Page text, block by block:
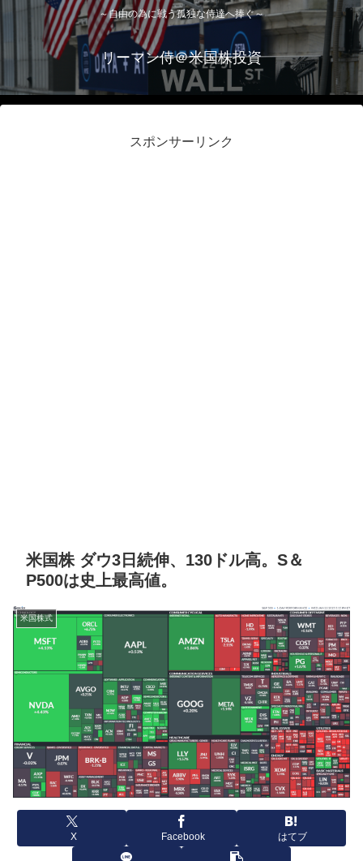
～自由の為に戦う孤独な侍達へ捧ぐ～
リーマン侍＠米国株投資
スポンサーリンク
米国株 ダウ3日続伸、130ドル高。S＆
P500は史上最高値。
米国株式
X Facebook はてブ